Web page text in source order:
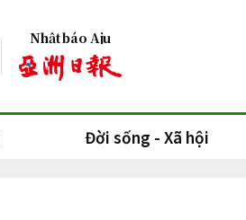
Nhật báo Aju
Đời sống - Xã hội